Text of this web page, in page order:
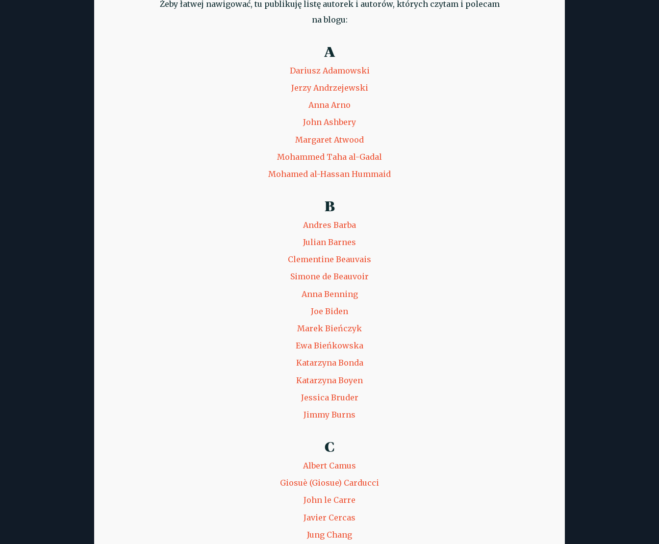
Żeby łatwej nawigować, tu publikuję listę autorek i autorów, których czytam i polecam
na blogu:
A
Dariusz Adamowski
Jerzy Andrzejewski
Anna Arno
John Ashbery
Margaret Atwood
Mohammed Taha al-Gadal
Mohamed al-Hassan Hummaid
B
Andres Barba
Julian Barnes
Clementine Beauvais
Simone de Beauvoir
Anna Benning
Joe Biden
Marek Bieńczyk
Ewa Bieńkowska
Katarzyna Bonda
Katarzyna Boyen
Jessica Bruder
Jimmy Burns
C
Albert Camus
Giosuè (Giosue) Carducci
John le Carre
Javier Cercas
Jung Chang